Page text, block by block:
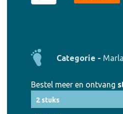
Delicate
Categorie - Marla
Bestel meer en ontvang
2 stuks